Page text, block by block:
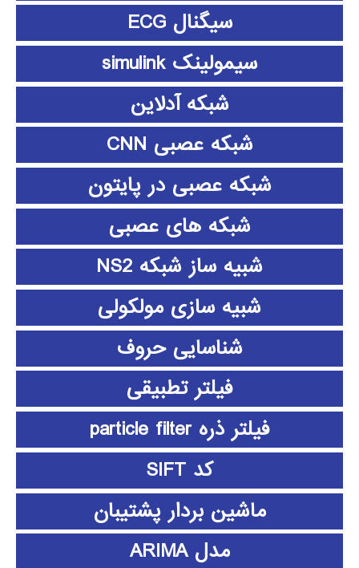
سیگنال ECG
سیمولینک simulink
شبکه آدلاین
شبکه عصبی CNN
شبکه عصبی در پایتون
شبکه های عصبی
شبیه ساز شبکه NS2
شبیه سازی مولکولی
شناسایی حروف
فیلتر تطبیقی
فیلتر ذره particle filter
کد SIFT
ماشین بردار پشتیبان
مدل ARIMA